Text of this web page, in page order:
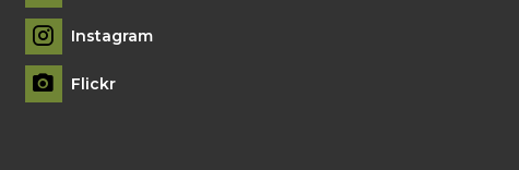
Instagram
Flickr